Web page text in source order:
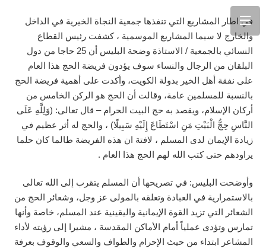
في اطار المشاريع التي تنفذها جمعية النجاة الخيرية في الداخل
والخارج لا سيما المشاريع الموسمية ، كشفت رئيس القطاع
النسائي بالجمعية / الاستاذة وضحة البليس أن 25 حاجا من دول
البلقان من الرجال والنساء سوف يؤدون فريضة الحج هذا العام
على نفقة أهل الخير بدولة الكويت، وأكدت على أهمية فريضة الحج
بالنسبة للمسلمين عامة، وقالت أن الحج هو الركن الخامس من
أركان الإسلام، ويقصد به حج البيت الحرام – قال تعالى: (وَلِلَّهِ عَلَى
النَّاسِ حِجُّ الْبَيْتِ مَنِ اسْتَطَاعَ إِلَيْهِ سَبِيلًا) ، والحج له أثر عظيم في
زيادة الإيمان لدى المسلم ، لافتة ان هذه الفريضة طالما كان حلما
يراودهم حتى كتب الله لهم الحج هذا العام .
وأوضحت البليس: في تصريحها أن المسلم يتقرب إلى الله تعالى
بالاستمرارية في العبادة وتعلقه بالمولى عز وجل، وشعائر الحج من
الشعائر التي تزيد القوة الإيمانية واليقينية عند المسلم، خاصة وأنها
تمارس وتؤدى عملياً أمام الأماكن المقدسة ، مشيرا إلى رؤيته لأداء
المشاعر ابتداء من حيث الإحرام والطواف والسعي والوقوف بعرفة